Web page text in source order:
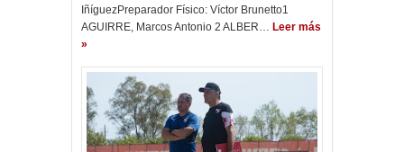
IñíguezPreparador Físico: Víctor Brunetto1
AGUIRRE, Marcos Antonio 2 ALBER… Leer más
»